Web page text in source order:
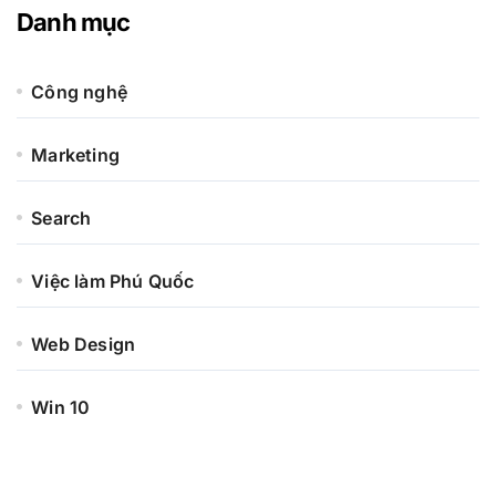
Danh mục
Công nghệ
Marketing
Search
Việc làm Phú Quốc
Web Design
Win 10